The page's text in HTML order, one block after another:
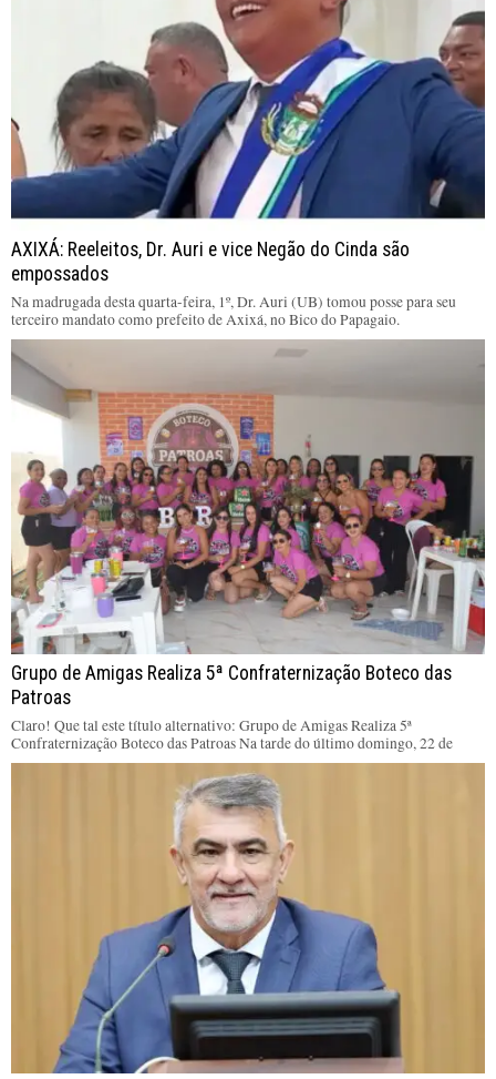
AXIXÁ: Reeleitos, Dr. Auri e vice Negão do Cinda são
empossados
Na madrugada desta quarta-feira, 1º, Dr. Auri (UB) tomou posse para seu
terceiro mandato como prefeito de Axixá, no Bico do Papagaio.
Grupo de Amigas Realiza 5ª Confraternização Boteco das
Patroas
Claro! Que tal este título alternativo: Grupo de Amigas Realiza 5ª
Confraternização Boteco das Patroas Na tarde do último domingo, 22 de